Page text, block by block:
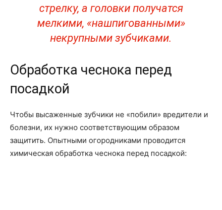
стрелку, а головки получатся
мелкими, «нашпигованными»
некрупными зубчиками.
Обработка чеснока перед
посадкой
Чтобы высаженные зубчики не «побили» вредители и
болезни, их нужно соответствующим образом
защитить. Опытными огородниками проводится
химическая обработка чеснока перед посадкой: